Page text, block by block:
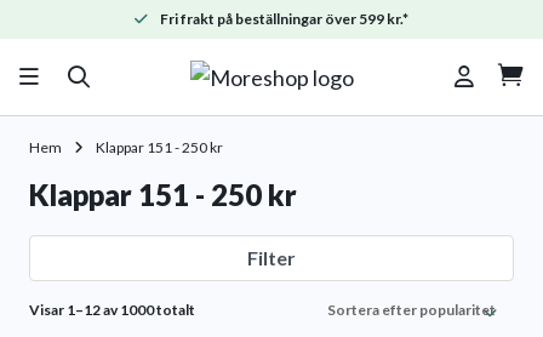
Fri frakt på beställningar över 599 kr.*

Hem Klappar 151 - 250 kr
Klappar 151 - 250 kr
Filter
Visar 1–12 av 1000 totalt